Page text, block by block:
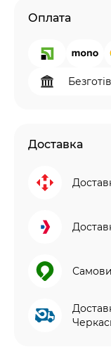
Оплата
Доставка